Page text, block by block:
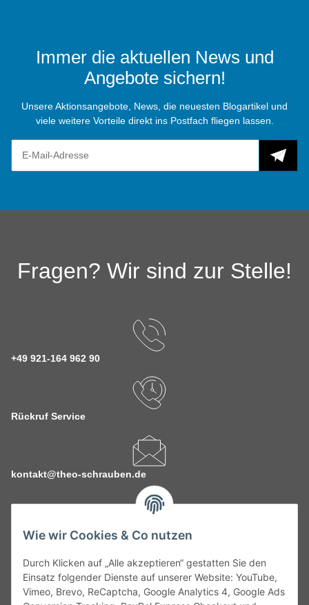
Wie wir Cookies & Co nutzen
Durch Klicken auf „Alle akzeptieren“ gestatten Sie den
Einsatz folgender Dienste auf unserer Website: YouTube,
Vimeo, Brevo, ReCaptcha, Google Analytics 4, Google Ads
Immer die aktuellen News und
Angebote sichern!
Unsere Aktionsangebote, News, die neuesten Blogartikel und
viele weitere Vorteile direkt ins Postfach fliegen lassen.
Fragen? Wir sind zur Stelle!
+49 921-164 962 90
Rückruf Service
kontakt@theo-schrauben.de
Service